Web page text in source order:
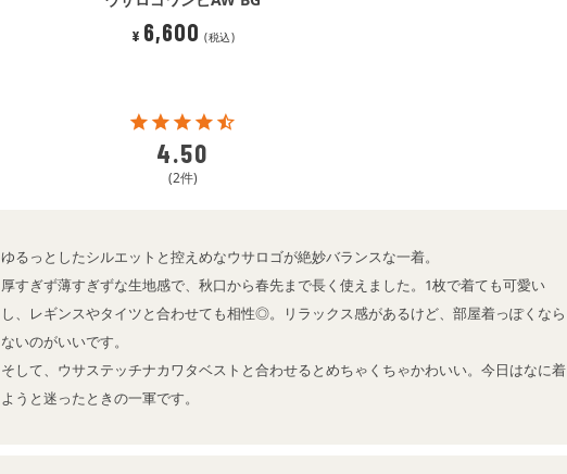
¥ 6,600 税込
4.50
2
ゆるっとしたシルエットと控えめなウサロゴが絶妙バランスな一着。
厚すぎず薄すぎずな生地感で、秋口から春先まで長く使えました。1枚で着ても可愛い
し、レギンスやタイツと合わせても相性◎。リラックス感があるけど、部屋着っぽくなら
ないのがいいです。
そして、ウサステッチナカワタベストと合わせるとめちゃくちゃかわいい。今日はなに着
ようと迷ったときの一軍です。